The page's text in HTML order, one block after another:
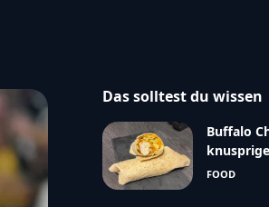
Das solltest du wissen
Buffalo
FOOD